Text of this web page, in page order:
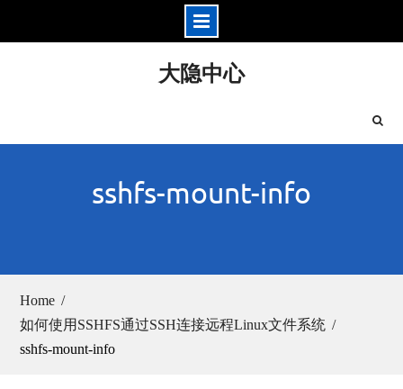
大隐中心
sshfs-mount-info
Home
如何使用SSHFS通过SSH连接远程Linux文件系统
sshfs-mount-info